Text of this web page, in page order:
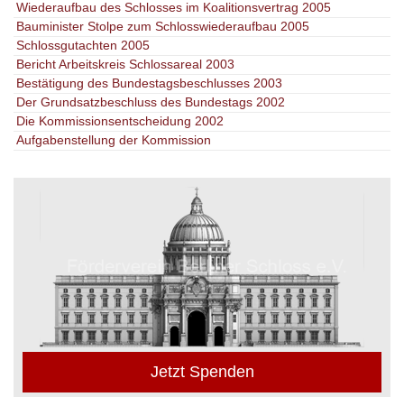
Wiederaufbau des Schlosses im Koalitionsvertrag 2005
Bauminister Stolpe zum Schlosswiederaufbau 2005
Schlossgutachten 2005
Bericht Arbeitskreis Schlossareal 2003
Bestätigung des Bundestagsbeschlusses 2003
Der Grundsatzbeschluss des Bundestags 2002
Die Kommissionsentscheidung 2002
Aufgabenstellung der Kommission
Jetzt Spenden